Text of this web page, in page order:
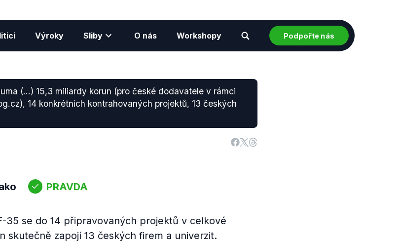
Výroky Sliby O nás Workshopy Podpořte nás
(...) 15,3 miliardy korun (pro české dodavatele v rámci
14 konkrétních kontrahovaných projektů, 13 českých
PRAVDA
35 se do 14 připravovaných projektů v celkové
skutečně zapojí 13 českých firem a univerzit.